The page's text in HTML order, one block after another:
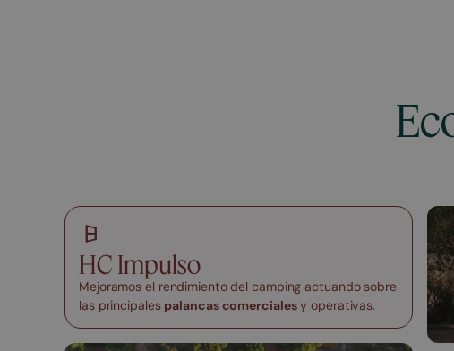
HC Impulso
Mejoramos el rendimiento del camping actuando sobre
las principales palancas comercialesy operativas.